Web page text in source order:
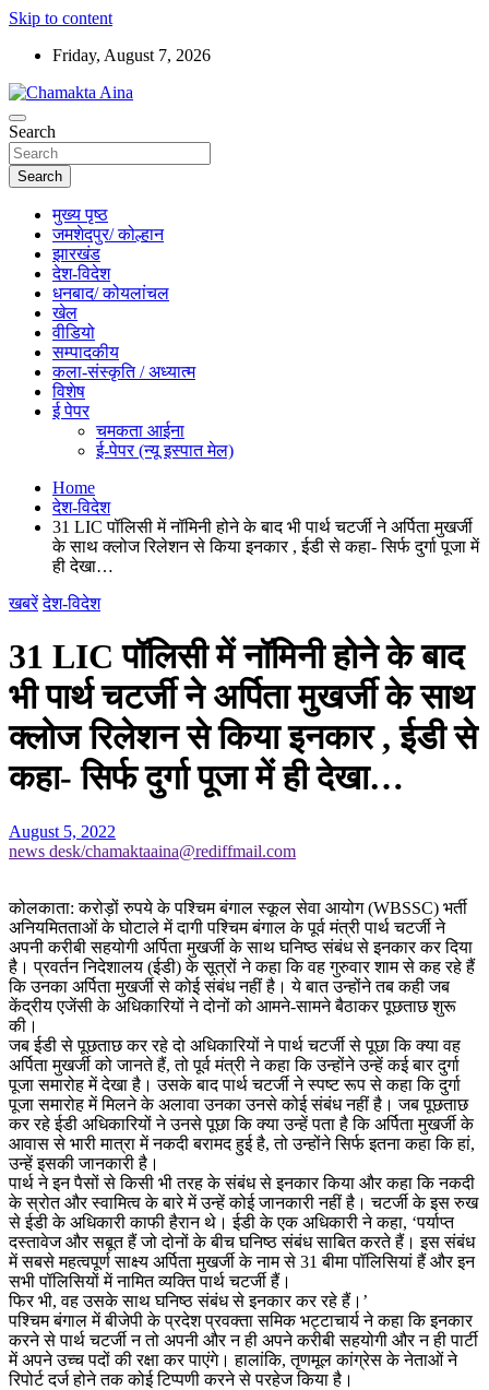
Skip to content
Friday, August 7, 2026
Chamakta Aina
Hindi News Paper – Jharkhand
Search
Search
मुख्य पृष्ठ
जमशेदपुर/ कोल्हान
झारखंड
देश-विदेश
धनबाद/ कोयलांचल
खेल
वीडियो
सम्पादकीय
कला-संस्कृति / अध्यात्म
विशेष
ई पेपर
चमकता आईना
ई-पेपर (न्यू इस्पात मेल)
Home
देश-विदेश
31 LIC पॉलिसी में नॉमिनी होने के बाद भी पार्थ चटर्जी ने अर्पिता मुखर्जी
के साथ क्लोज रिलेशन से किया इनकार , ईडी से कहा- सिर्फ दुर्गा पूजा में
ही देखा…
खबरें देश-विदेश
31 LIC पॉलिसी में नॉमिनी होने के बाद
भी पार्थ चटर्जी ने अर्पिता मुखर्जी के साथ
क्लोज रिलेशन से किया इनकार , ईडी से
कहा- सिर्फ दुर्गा पूजा में ही देखा…
August 5, 2022
news desk/chamaktaaina@rediffmail.com
कोलकाता: करोड़ों रुपये के पश्चिम बंगाल स्कूल सेवा आयोग (WBSSC) भर्ती
अनियमितताओं के घोटाले में दागी पश्चिम बंगाल के पूर्व मंत्री पार्थ चटर्जी ने
अपनी करीबी सहयोगी अर्पिता मुखर्जी के साथ घनिष्ठ संबंध से इनकार कर दिया
है। प्रवर्तन निदेशालय (ईडी) के सूत्रों ने कहा कि वह गुरुवार शाम से कह रहे हैं
कि उनका अर्पिता मुखर्जी से कोई संबंध नहीं है। ये बात उन्होंने तब कही जब
केंद्रीय एजेंसी के अधिकारियों ने दोनों को आमने-सामने बैठाकर पूछताछ शुरू
की।
जब ईडी से पूछताछ कर रहे दो अधिकारियों ने पार्थ चटर्जी से पूछा कि क्या वह
अर्पिता मुखर्जी को जानते हैं, तो पूर्व मंत्री ने कहा कि उन्होंने उन्हें कई बार दुर्गा
पूजा समारोह में देखा है। उसके बाद पार्थ चटर्जी ने स्पष्ट रूप से कहा कि दुर्गा
पूजा समारोह में मिलने के अलावा उनका उनसे कोई संबंध नहीं है। जब पूछताछ
कर रहे ईडी अधिकारियों ने उनसे पूछा कि क्या उन्हें पता है कि अर्पिता मुखर्जी के
आवास से भारी मात्रा में नकदी बरामद हुई है, तो उन्होंने सिर्फ इतना कहा कि हां,
उन्हें इसकी जानकारी है।
पार्थ ने इन पैसों से किसी भी तरह के संबंध से इनकार किया और कहा कि नकदी
के स्रोत और स्वामित्व के बारे में उन्हें कोई जानकारी नहीं है। चटर्जी के इस रुख
से ईडी के अधिकारी काफी हैरान थे। ईडी के एक अधिकारी ने कहा, ‘पर्याप्त
दस्तावेज और सबूत हैं जो दोनों के बीच घनिष्ठ संबंध साबित करते हैं। इस संबंध
में सबसे महत्वपूर्ण साक्ष्य अर्पिता मुखर्जी के नाम से 31 बीमा पॉलिसियां हैं और इन
सभी पॉलिसियों में नामित व्यक्ति पार्थ चटर्जी हैं।
फिर भी, वह उसके साथ घनिष्ठ संबंध से इनकार कर रहे हैं।’
पश्चिम बंगाल में बीजेपी के प्रदेश प्रवक्ता समिक भट्टाचार्य ने कहा कि इनकार
करने से पार्थ चटर्जी न तो अपनी और न ही अपने करीबी सहयोगी और न ही पार्टी
में अपने उच्च पदों की रक्षा कर पाएंगे। हालांकि, तृणमूल कांग्रेस के नेताओं ने
रिपोर्ट दर्ज होने तक कोई टिप्पणी करने से परहेज किया है।